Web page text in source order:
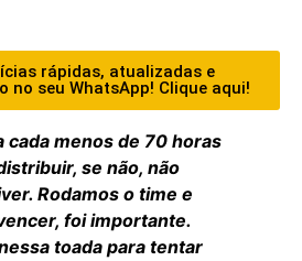
rápidas, atualizadas e
no seu WhatsApp! Clique aqui!
cada menos de 70 horas
se não, não
Rodamos o time e
foi importante.
toada para tentar